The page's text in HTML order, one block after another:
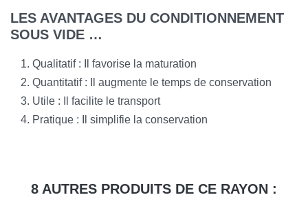
LES AVANTAGES DU CONDITIONNEMENT
SOUS VIDE …
Qualitatif : Il favorise la maturation
Quantitatif : Il augmente le temps de conservation
Utile : Il facilite le transport
Pratique : Il simplifie la conservation
8 AUTRES PRODUITS DE CE RAYON :